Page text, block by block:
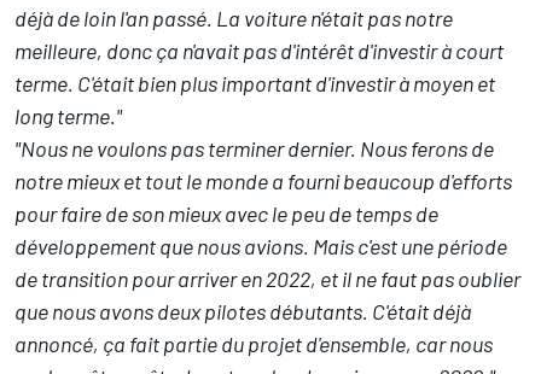
déjà de loin l'an passé. La voiture n'était pas notre
meilleure, donc ça n'avait pas d'intérêt d'investir à court
terme. C'était bien plus important d'investir à moyen et
long terme."
"Nous ne voulons pas terminer dernier. Nous ferons de
notre mieux et tout le monde a fourni beaucoup d'efforts
pour faire de son mieux avec le peu de temps de
développement que nous avions. Mais c'est une période
de transition pour arriver en 2022, et il ne faut pas oublier
que nous avons deux pilotes débutants. C'était déjà
annoncé, ça fait partie du projet d'ensemble, car nous